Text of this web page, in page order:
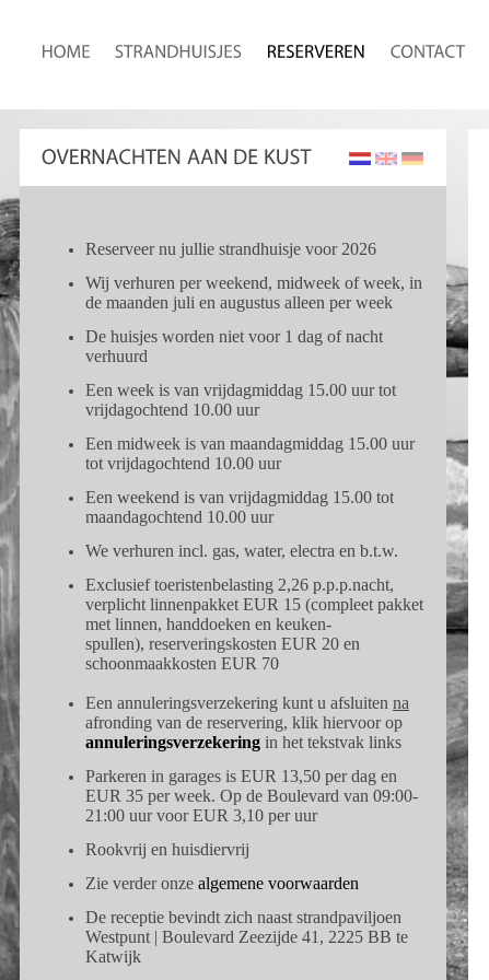
Reserveer nu jullie strandhuisje voor 2026
Wij verhuren per weekend, midweek of week, in
de maanden juli en augustus alleen per week
De huisjes worden niet voor 1 dag of nacht
verhuurd
Een week is van vrijdagmiddag 15.00 uur tot
vrijdagochtend 10.00 uur
Een midweek is van maandagmiddag 15.00 uur
tot vrijdagochtend 10.00 uur
Een weekend is van vrijdagmiddag 15.00 tot
maandagochtend 10.00 uur
We verhuren incl. gas, water, electra en b.t.w.
Exclusief toeristenbelasting 2,26 p.p.p.nacht,
verplicht linnenpakket EUR 15 (compleet pakket
met linnen, handdoeken en keuken-
spullen), reserveringskosten EUR 20 en
schoonmaakkosten EUR 70
Een annuleringsverzekering kunt u afsluiten na
afronding van de reservering, klik hiervoor op
annuleringsverzekering in het tekstvak links
Parkeren in garages is EUR 13,50 per dag en
EUR 35 per week. Op de Boulevard van 09:00-
21:00 uur voor EUR 3,10 per uur
Rookvrij en huisdiervrij
Zie verder onze algemene voorwaarden
De receptie bevindt zich naast strandpaviljoen
Westpunt | Boulevard Zeezijde 41, 2225 BB te
Katwijk